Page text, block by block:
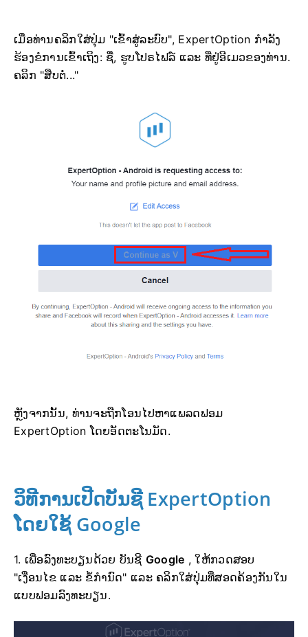
ເມື່ອທ່ານຄລິກໃສ່ປຸ່ມ "ເຂົ້າສູ່ລະບົບ", ExpertOption ກຳລັງ
ຮ້ອງຂໍການເຂົ້າເຖິງ: ຊື່, ຮູບໂປຣໄຟລ໌ ແລະ ທີ່ຢູ່ອີເມວຂອງທ່ານ.
ຄລິກ "ສືບຕໍ່..."
ຫຼັງຈາກນັ້ນ, ທ່ານຈະຖືກໂອນໄປຫາແພລດຟອມ
ExpertOption ໂດຍອັດຕະໂນມັດ.
ວິທີການເປີດບັນຊີ ExpertOption
ໂດຍໃຊ້ Google
1. ເພື່ອລົງທະບຽນດ້ວຍ ບັນຊີ Google , ໃຫ້ກວດສອບ
"ເງື່ອນໄຂ ແລະ ຂໍ້ກຳນົດ" ແລະ ຄລິກໃສ່ປຸ່ມທີ່ສອດຄ້ອງກັນໃນ
ແບບຟອມລົງທະບຽນ.